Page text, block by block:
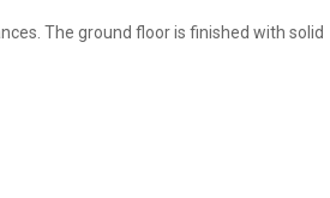
The ground floor is finished with solid